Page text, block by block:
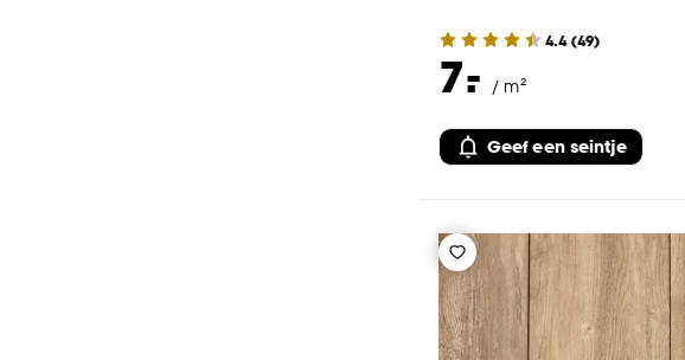
4.4(49)
7.
- / m²
Geef een seintje